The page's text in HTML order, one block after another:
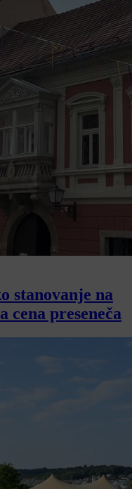
stanovanje na
cena preseneča